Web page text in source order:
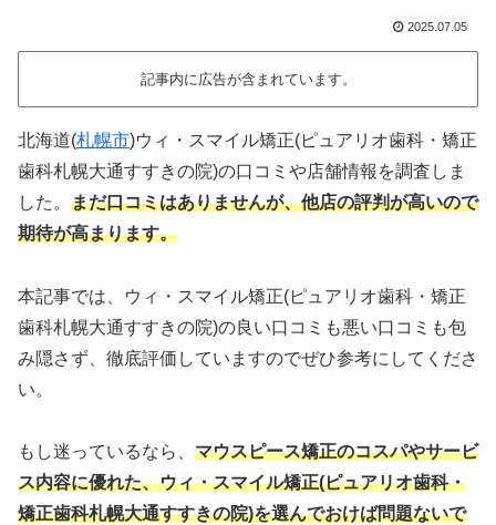
2025.07.05
記事内に広告が含まれています。
北海道(札幌市)ウィ・スマイル矯正(ピュアリオ歯科・矯正
歯科札幌大通すすきの院)の口コミや店舗情報を調査しま
した。 まだ口コミはありませんが、他店の評判が高いので
期待が高まります。
本記事では、ウィ・スマイル矯正(ピュアリオ歯科・矯正
歯科札幌大通すすきの院)の良い口コミも悪い口コミも包
み隠さず、徹底評価していますのでぜひ参考にしてくださ
い。
もし迷っているなら、 マウスピース矯正のコスパやサービ
ス内容に優れた、ウィ・スマイル矯正(ピュアリオ歯科・
矯正歯科札幌大通すすきの院)を選んでおけば問題ないで